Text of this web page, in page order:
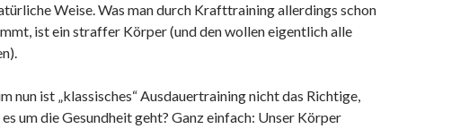
Weise. Was man durch Krafttraining allerdings schon
ist ein straffer Körper (und den wollen eigentlich alle
nun ist „klassisches“ Ausdauertraining nicht das Richtige,
es um die Gesundheit geht? Ganz einfach: Unser Körper